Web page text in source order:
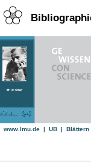
www.lmu.de| UB| Blättern